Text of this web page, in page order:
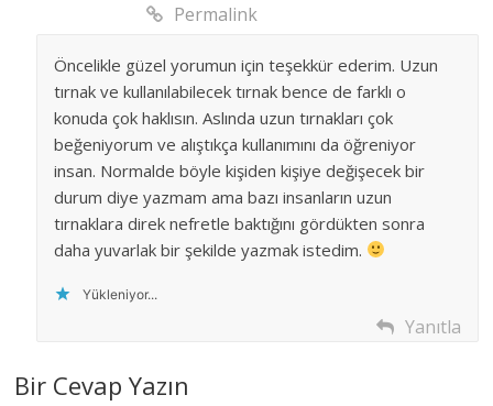
Permalink
Öncelikle güzel yorumun için teşekkür ederim. Uzun
tırnak ve kullanılabilecek tırnak bence de farklı o
konuda çok haklısın. Aslında uzun tırnakları çok
beğeniyorum ve alıştıkça kullanımını da öğreniyor
insan. Normalde böyle kişiden kişiye değişecek bir
durum diye yazmam ama bazı insanların uzun
tırnaklara direk nefretle baktığını gördükten sonra
daha yuvarlak bir şekilde yazmak istedim.
Yükleniyor...
Yanıtla
Bir Cevap Yazın